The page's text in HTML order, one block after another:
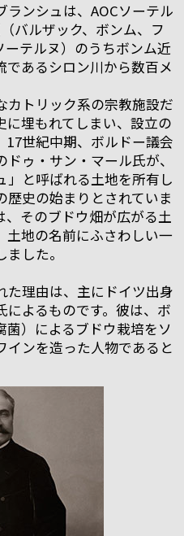
ランシュは、AOCソーテル
バルザック、ボンム、フ
ーテルヌ）のうちボンム近
であるシロン川から数百メ
カトリック系の宗教施設だ
に埋もれてしまい、設立の
世紀中期、ボルドー議会
ゥ・サン・マール氏が、
」と呼ばれる土地を所有し
史の始まりとされていま
、そのブドウ畑が広がる土
土地の名前にふさわしい一
した。
た理由は、主にドイツ出身
よるものです。彼は、ボ
菌）によるブドウ栽培をソ
インを造った人物であると